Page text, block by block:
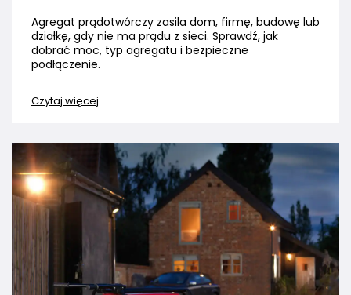
Agregat prądotwórczy zasila dom, firmę, budowę lub
działkę, gdy nie ma prądu z sieci. Sprawdź, jak
dobrać moc, typ agregatu i bezpieczne
podłączenie.
Czytaj więcej